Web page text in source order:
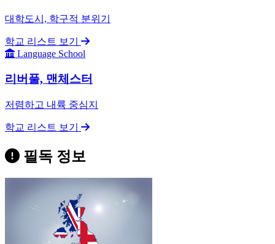
대학도시, 학구적 분위기
학교 리스트 보기
Language School
리버풀, 맨체스터
저렴하고 내륙 중심지
학교 리스트 보기
필독 정보